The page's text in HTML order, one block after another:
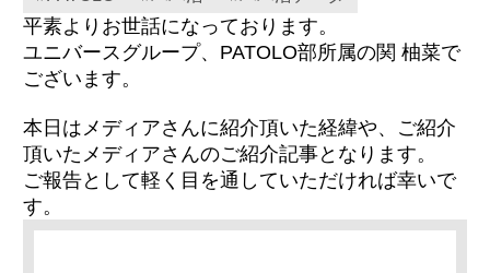
平素よりお世話になっております。
ユニバースグループ、PATOLO部所属の関 柚菜で
ございます。
本日はメディアさんに紹介頂いた経緯や、ご紹介
頂いたメディアさんのご紹介記事となります。
ご報告として軽く目を通していただければ幸いで
す。